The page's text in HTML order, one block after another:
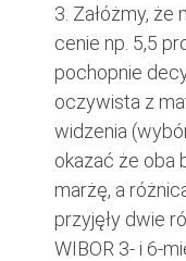
3. Załóżmy,
cenie np. 5,5
pochopnie
oczywista z
widzenia
okazać że oba
marżę, a
przyjęły dwie
WIBOR 3- i 6-